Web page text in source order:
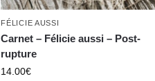
FÉLICIE AUSSI
Carnet – Félicie aussi – Post-
rupture
14.00€